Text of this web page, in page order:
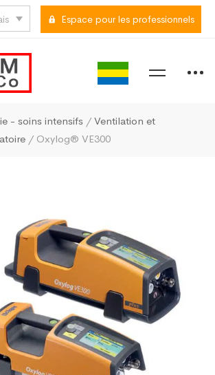
Espace pour les professionnels
- soins intensifs / Ventilation et
/ Oxylog® VE300